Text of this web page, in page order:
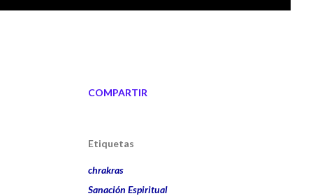
COMPARTIR
Etiquetas
chrakras
Sanación Espiritual